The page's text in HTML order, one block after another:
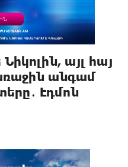
այլ հայ
անգամ
Էդմոն